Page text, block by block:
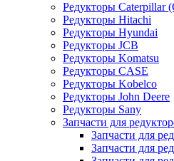
Редукторы Caterpillar
Редукторы Hitachi
Редукторы Hyundai
Редукторы JCB
Редукторы Komatsu
Редукторы CASE
Редукторы Kobelco
Редукторы John Deere
Редукторы Sany
Запчасти для
Запчасти для
Запчасти для